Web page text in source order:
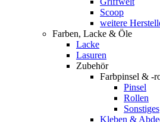
Scoop
weitere
Farben, Lacke & Öle
Lacke
Lasuren
Zubehör
Farbpinsel & -
Pinsel
Rollen
Sonstiges
Kleben &